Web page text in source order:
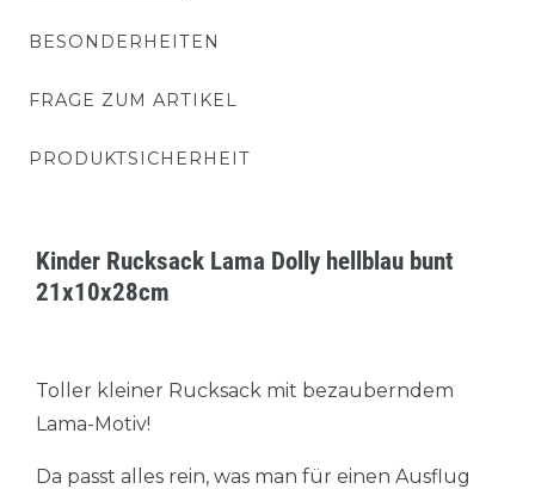
BESONDERHEITEN
FRAGE ZUM ARTIKEL
PRODUKTSICHERHEIT
Kinder Rucksack Lama Dolly hellblau bunt
21x10x28cm
Toller kleiner Rucksack mit bezauberndem
Lama-Motiv!
Da passt alles rein, was man für einen Ausflug